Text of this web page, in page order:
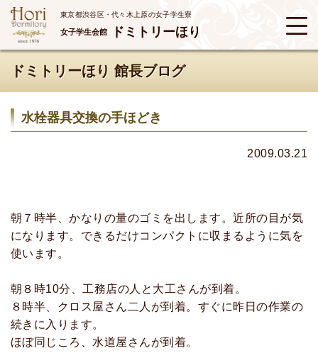
東京都渋谷区・代々木上原の女子学生寮
女子学生会館 ドミトリーほり
ドミトリーほり 館長ブログ
水栓器具交換の手ほどき
2009.03.21
朝７時半、かなりの量のゴミを出します。近所の目が気
になります。できるだけコンパクトに収まるように気を
使います。
朝８時10分、工務店の人と大工さんが到着。
８時半、クロス屋さん二人が到着。すぐに昨日の作業の
続きに入ります。
ほぼ同じころ、水道屋さんが到着。